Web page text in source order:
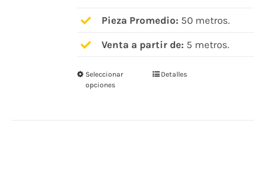
Pieza Promedio: 50 metros.
Venta a partir de: 5 metros.
Seleccionar
opciones
EsteDetalles